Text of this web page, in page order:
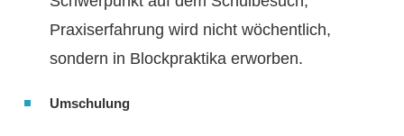
Praxiserfahrung wird nicht wöchentlich,
sondern in Blockpraktika erworben.
Umschulung